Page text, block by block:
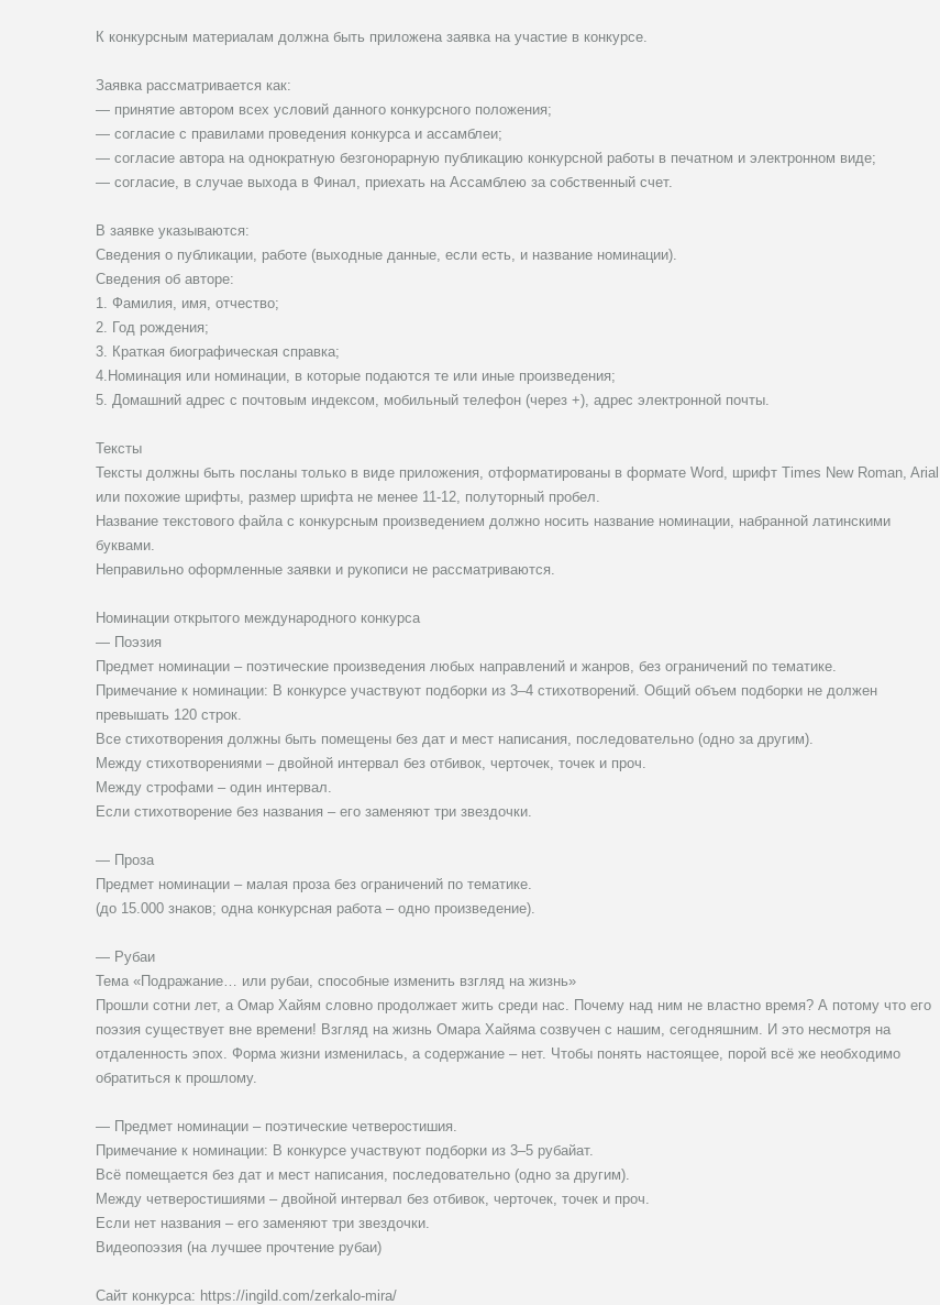
К конкурсным материалам должна быть приложена заявка на участие в конкурсе.
Заявка рассматривается как:
— принятие автором всех условий данного конкурсного положения;
— согласие с правилами проведения конкурса и ассамблеи;
— согласие автора на однократную безгонорарную публикацию конкурсной работы в печатном и электронном виде;
— согласие, в случае выхода в Финал, приехать на Ассамблею за собственный счет.
В заявке указываются:
Сведения о публикации, работе (выходные данные, если есть, и название номинации).
Сведения об авторе:
1. Фамилия, имя, отчество;
2. Год рождения;
3. Краткая биографическая справка;
4.Номинация или номинации, в которые подаются те или иные произведения;
5. Домашний адрес с почтовым индексом, мобильный телефон (через +), адрес электронной почты.
Тексты
Тексты должны быть посланы только в виде приложения, отформатированы в формате Word, шрифт Times New Roman, Arial
или похожие шрифты, размер шрифта не менее 11-12, полуторный пробел.
Название текстового файла с конкурсным произведением должно носить название номинации, набранной латинскими
буквами.
Неправильно оформленные заявки и рукописи не рассматриваются.
Номинации открытого международного конкурса
— Поэзия
Предмет номинации – поэтические произведения любых направлений и жанров, без ограничений по тематике.
Примечание к номинации: В конкурсе участвуют подборки из 3–4 стихотворений. Общий объем подборки не должен
превышать 120 строк.
Все стихотворения должны быть помещены без дат и мест написания, последовательно (одно за другим).
Между стихотворениями – двойной интервал без отбивок, черточек, точек и проч.
Между строфами – один интервал.
Если стихотворение без названия – его заменяют три звездочки.
— Проза
Предмет номинации – малая проза без ограничений по тематике.
(до 15.000 знаков; одна конкурсная работа – одно произведение).
— Рубаи
Тема «Подражание… или рубаи, способные изменить взгляд на жизнь»
Прошли сотни лет, а Омар Хайям словно продолжает жить среди нас. Почему над ним не властно время? А потому что его
поэзия существует вне времени! Взгляд на жизнь Омара Хайяма созвучен с нашим, сегодняшним. И это несмотря на
отдаленность эпох. Форма жизни изменилась, а содержание – нет. Чтобы понять настоящее, порой всё же необходимо
обратиться к прошлому.
— Предмет номинации – поэтические четверостишия.
Примечание к номинации: В конкурсе участвуют подборки из 3–5 рубайат.
Всё помещается без дат и мест написания, последовательно (одно за другим).
Между четверостишиями – двойной интервал без отбивок, черточек, точек и проч.
Если нет названия – его заменяют три звездочки.
Видеопоэзия (на лучшее прочтение рубаи)
Сайт конкурса: https://ingild.com/zerkalo-mira/